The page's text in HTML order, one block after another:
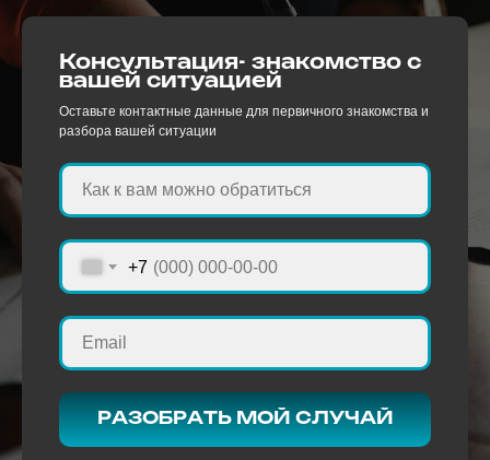
Консультация- знакомство с
вашей ситуацией
Оставьте контактные данные для первичного знакомства и
разбора вашей ситуации
+7
РАЗОБРАТЬ МОЙ СЛУЧАЙ